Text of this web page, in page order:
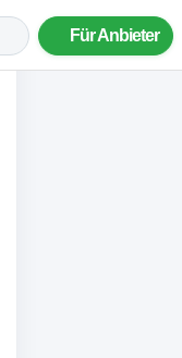
Für Anbieter